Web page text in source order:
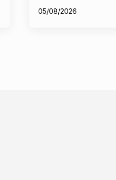
05/08/2026